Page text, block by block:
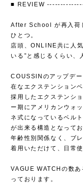
■ REVIEW
After School が再入荷
ひとつ。
店頭、ONLINE共に人
いる”と感じるくらい、
COUSSINのアップデ
在なエクステンション
採用したエクステンシ
ー期にアメリカンウォ
ネ式になっているベル
が出来る構造となってお
年齢性別関係なく、ブ
着用いただけて、日常
VAGUE WATCHの数あ
っております。